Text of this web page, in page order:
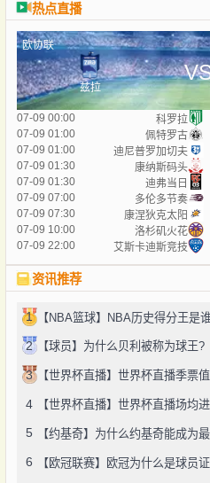
热点直播
欧协联
兹拉
07-09 00:00 科罗拉
07-09 01:00
佩特罗古
07-09 01:00
迪尼普罗加切夫
07-09 01:30
康纳斯码头
07-09 01:30
迪弗当日
07-09 07:00
多伦多节奏
07-09 07:30
康涅狄克太阳
07-09 10:00
洛杉矶火花
07-09 22:00
艾斯卡迪斯竞技
资讯推荐
1 【NBA篮球】NBA历史得分王是
2 【球员】为什么贝利被称为球王?
3 【世界杯直播】世界杯直播季票
4 【世界杯直播】世界杯直播场均
5 【约基奇】为什么约基奇能成为
6 【欧冠联赛】欧冠为什么是球员